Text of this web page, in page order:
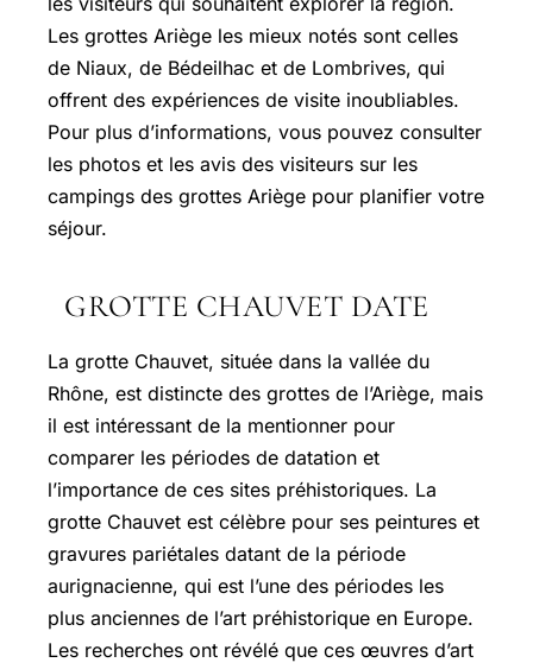
Les grottes Ariège les mieux notés sont celles
de Niaux, de Bédeilhac et de Lombrives, qui
offrent des expériences de visite inoubliables.
Pour plus d’informations, vous pouvez consulter
les photos et les avis des visiteurs sur les
campings des grottes Ariège pour planifier votre
séjour.
GROTTE CHAUVET DATE
La grotte Chauvet, située dans la vallée du
Rhône, est distincte des grottes de l’Ariège, mais
il est intéressant de la mentionner pour
comparer les périodes de datation et
l’importance de ces sites préhistoriques. La
grotte Chauvet est célèbre pour ses peintures et
gravures pariétales datant de la période
aurignacienne, qui est l’une des périodes les
plus anciennes de l’art préhistorique en Europe.
Les recherches ont révélé que ces œuvres d’art